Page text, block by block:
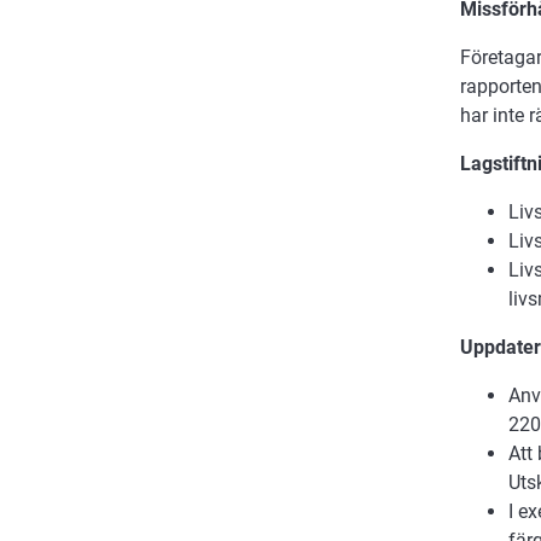
har inte
Att
I